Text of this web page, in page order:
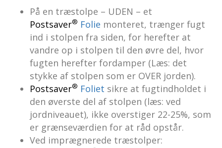
På en træstolpe – UDEN – et
Postsaver® Folie monteret, trænger fugt
ind i stolpen fra siden, for herefter at
vandre op i stolpen til den øvre del, hvor
fugten herefter fordamper (Læs: det
stykke af stolpen som er OVER jorden).
Postsaver® Foliet sikre at fugtindholdet i
den øverste del af stolpen (læs: ved
jordniveauet), ikke overstiger 22-25%, som
er grænseværdien for at råd opstår.
Ved imprægnerede træstolper: